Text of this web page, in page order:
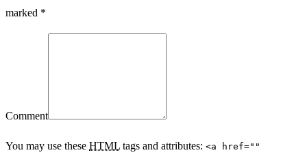
marked *
Comment
You may use these HTML tags and attributes: <a href=""